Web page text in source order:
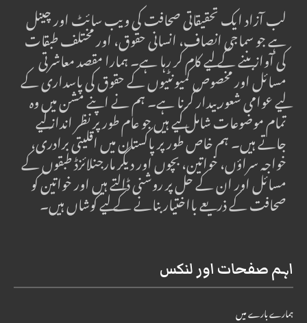
لب آزاد ایک تحقیقاتی صحافت کی ویب سائٹ اور چینل
ہے جو سماجی انصاف، انسانی حقوق، اور مختلف طبقات
کی آواز بننے کے لیے کام کر رہا ہے۔ ہمارا مقصد معاشرتی
مسائل اور مخصوص کمیونٹیوں کے حقوق کی پاسداری کے
لیے عوامی شعور بیدار کرنا ہے۔ ہم نے اپنے مشن میں وہ
تمام موضوعات شامل کیے ہیں جو عام طور پر نظر انداز کیے
جاتے ہیں۔ ہم خاص طور پر پاکستان میں اقلیتی برادری،
خواجہ سراؤں، خواتین، بچوں اور دیگر مارجنلائزڈ طبقوں کے
مسائل اور ان کے حل پر روشنی ڈالتے ہیں اور خواتین کو
صحافت کے ذریعے بااختیار بنانے کے لیے کوشاں ہیں۔
اہم صفحات اور لنکس
ہمارے بارے میں